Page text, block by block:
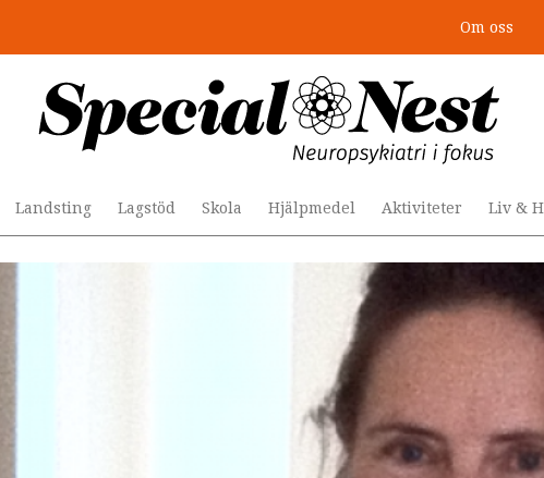
Om oss
Landsting Lagstöd Skola Hjälpmedel Aktiviteter Liv &
togs stödet bort”